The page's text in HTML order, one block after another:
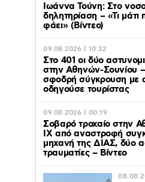
Ιωάννα Τούνη: Στο
δηλητηρίαση – «Τι μάτι
φάει» (Βίντεο)
09.08.2026 | 10:32
Στο 401 οι δύο
στην Αθηνών-Σουνίου
σφοδρή σύγκρουση με
οδηγούσε τουρίστας
09.08.2026 | 00:19
Σοβαρό τροχαίο στην
ΙΧ από αναστροφή
μηχανή της ΔΙΑΣ, δύο
τραυματίες – Βίντεο